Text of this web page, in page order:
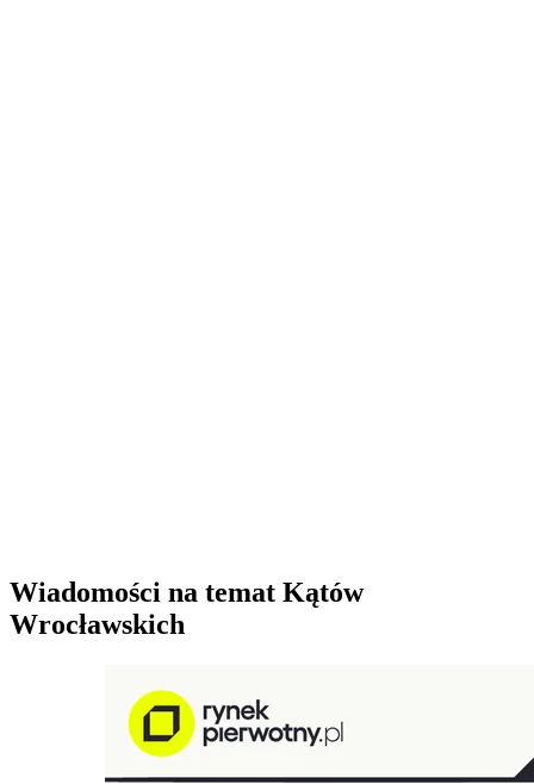
Wiadomości na temat Kątów
Wrocławskich